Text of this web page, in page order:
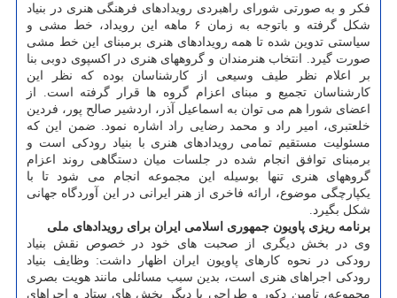
فکر و به صورتی شورای راهبردی رویدادهای فرهنگی هنری در بنیاد
شکل گرفته و باتوجه به زمان ۶ ماهه این رویداد، خط مشی و
سیاستی تدوین شده تا همه رویدادهای هنری برمبنای این خط مشی
صورت گیرد. انتخاب هنرمندان و گروههای هنری در اکسپوی دوبی بنا
بر اعلام نظر طیف وسیعی از کارشناسان بوده که نظر این
کارشناسان تجمیع و مبنای اعزام گروه ها قرار گرفته است. از
اعضای شورا هم می توان به اسماعیل آذر، اردشیر صالح پور، فردین
خلعتبری، امیر راد و محمد رضایی راد اشاره نمود. ضمن این که
مسئولیت مستقیم تمامی رویدادهای هنری با بنیاد رودکی است و
برمبنای توافق انجام شده در جلسات میان دستگاهی روند اعزام
گروههای هنری تنها بوسیله این مجموعه انجام می شود تا با
یکپارچگی موضوع، ارائه فاخری از هنر ایرانی در این آوردگاه جهانی
شکل بگیرد.
برنامه ریزی پاویون جمهوری اسلامی ایران برای رویدادهای ملی
وی در بخش دیگری از صحبت های خود در خصوص نقش بنیاد
رودکی در نحوه کارهای پاویون ایران اظهار داشت: وظایف بنیاد
رودکی اجراهای هنری است، بدین سبب مسائلی مانند هویت بصری
مجموعه، تامین دکور و طراحی با دیگر بخش های ستاد و اجراهای